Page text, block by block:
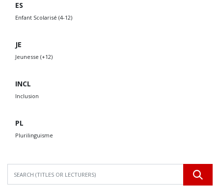
ES
Enfant Scolarisé (4-12)
JE
Jeunesse (+12)
INCL
Inclusion
PL
Plurilinguisme